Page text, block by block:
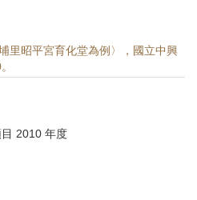
里昭平宮育化堂為例〉，國立中興
2010 年度